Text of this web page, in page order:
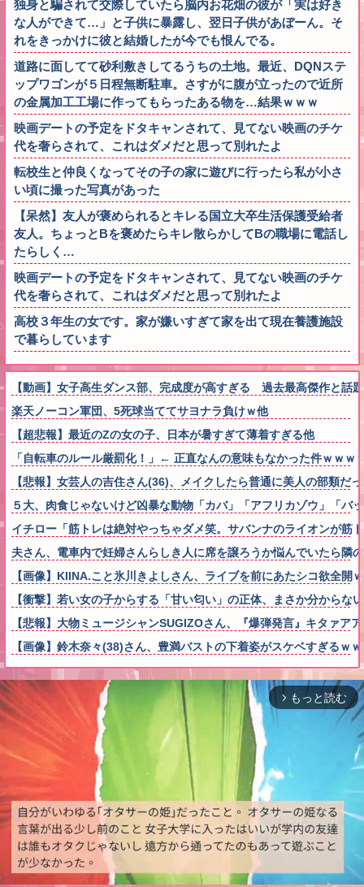
独身と騙されて交際していたら脳内お花畑の彼が「実は好き
な人ができて…」と子供に暴露し、翌日子供があぼーん。そ
れをきっかけに彼と結婚したが今でも恨んでる。
道路に面してて砂利敷きしてるうちの土地。最近、DQNステ
ップワゴンが５日程無断駐車。さすがに腹が立ったので近所
の金属加工工場に作ってもらったある物を…結果ｗｗｗ
映画デートの予定をドタキャンされて、見てない映画のチケ
代を奢らされて、これはダメだと思って別れたよ
転校生と仲良くなってその子の家に遊びに行ったら私が小さ
い頃に撮った写真があった
【呆然】友人が褒められるとキレる国立大卒生活保護受給者
友人。ちょっとBを褒めたらキレ散らかしてBの職場に電話し
たらしく…
映画デートの予定をドタキャンされて、見てない映画のチケ
代を奢らされて、これはダメだと思って別れたよ
高校３年生の女です。家が嫌いすぎて家を出て現在養護施設
で暮らしています
【動画】女子高生ダンス部、完成度が高すぎる 過去最高傑作と話
楽天ノーコン軍団、5死球当ててサヨナラ負けｗ他
【超悲報】最近のZの女の子、日本が暑すぎて薄着すぎる他
「自転車のルール厳罰化！」← 正直なんの意味もなかった件ｗｗｗ
【悲報】女芸人の吉住さん(36)、メイクしたら普通に美人の部類だ
５大、肉食じゃないけど凶暴な動物「カバ」「アフリカゾウ」「バ
イチロー「筋トレは絶対やっちゃダメ笑。サバンナのライオンが筋
夫さん、電車内で妊婦さんらしき人に席を譲ろうか悩んでいたら
【画像】KIINA.こと氷川きよしさん、ライブを前にあたシコ欲全開
【衝撃】若い女の子からする「甘い匂い」の正体、まさか分から
【悲報】大物ミュージシャンSUGIZOさん、『爆弾発言』キタァア
【画像】鈴木奈々(38)さん、豊満バストの下着姿がスケベすぎるｗ
arrow_forward_ios もっと読む